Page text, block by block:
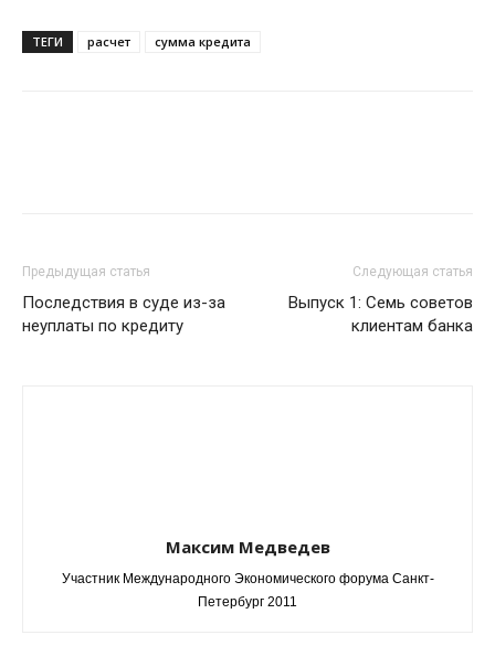
ТЕГИ расчет сумма кредита
Предыдущая статья
Последствия в суде из-за
неуплаты по кредиту
Следующая статья
Выпуск 1: Семь советов
клиентам банка
Максим Медведев
Участник Международного Экономического форума Санкт-
Петербург 2011